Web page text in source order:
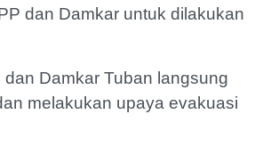
dan Damkar untuk dilakukan
Damkar Tuban langsung
melakukan upaya evakuasi